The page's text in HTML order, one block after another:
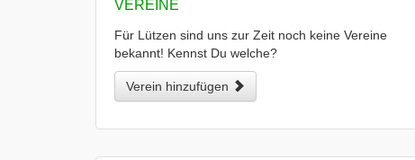
VEREINE
Für Lützen sind uns zur Zeit noch keine Vereine
bekannt! Kennst Du welche?
Verein hinzufügen